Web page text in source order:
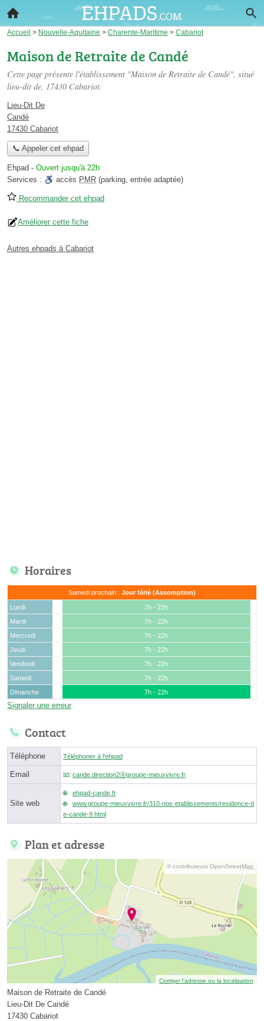
Accueil > Nouvelle-Aquitaine > Charente-Maritime > Cabariot
Maison de Retraite de Candé
Cette page présente l'établissement "Maison de Retraite de Candé", situé
lieu-dit de, 17430 Cabariot.
Lieu-Dit De
Candé
17430 Cabariot
📞 Appeler cet ehpad
Ehpad - Ouvert jusqu'à 22h
Services :
accès PMR (parking, entrée adaptée)
Recommander cet ehpad
Améliorer cette fiche
Autres ehpads à Cabariot
Horaires
Samedi prochain : Jour férié (Assomption)
Lundi
7h - 22h
Mardi
7h - 22h
Mercredi
7h - 22h
Jeudi
7h - 22h
Vendredi
7h - 22h
Samedi
7h - 22h
Dimanche
7h - 22h
Signaler une erreur
Contact
Téléphone Téléphoner à l'ehpad
Email cande.direction2ⓐgroupe-mieuxvivre.fr
Site web
ehpad-cande.fr
www.groupe-mieuxvivre.fr/310-nos-etablissements/residence-d
e-cande-9.html
Plan et adresse
© contributeurs OpenStreetMap
Corriger l’adresse ou la localisation
Maison de Retraite de Candé
Lieu-Dit De Candé
17430 Cabariot